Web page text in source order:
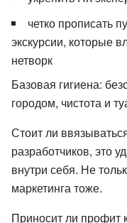
четко прописать
экскурсии, которые
нетворк
Базовая гигиена:
городом, чистота и
Стоит ли
разработчиков, это
внутри себя. Не
маркетинга тоже.
Приносит ли профит